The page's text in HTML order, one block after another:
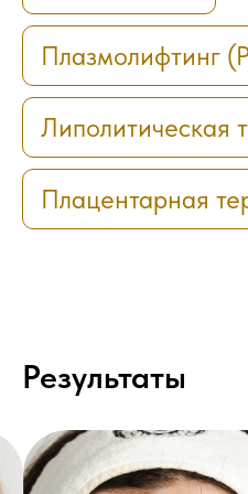
Плазмолифтинг
Липолитическая
Плацентарная
Результаты